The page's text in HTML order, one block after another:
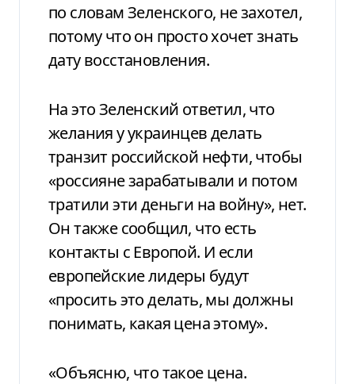
по словам Зеленского, не захотел,
потому что он просто хочет знать
дату восстановления.
На это Зеленский ответил, что
желания у украинцев делать
транзит российской нефти, чтобы
«россияне зарабатывали и потом
тратили эти деньги на войну», нет.
Он также сообщил, что есть
контакты с Европой. И если
европейские лидеры будут
«просить это делать, мы должны
понимать, какая цена этому».
«Объясню, что такое цена.